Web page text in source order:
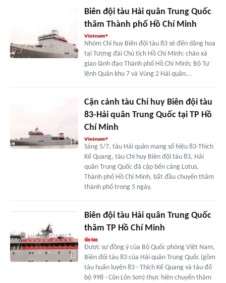
Biên đội tàu Hải quân Trung Quốc
thăm Thành phố Hồ Chí Minh
Nhóm Chỉ huy Biên đội tàu 83 sẽ đến dâng hoa
tại Tượng đài Chủ tịch Hồ Chí Minh; chào xã
giao lãnh đạo Thành phố Hồ Chí Minh; Bộ Tư
lệnh Quân khu 7 và Vùng 2 Hải quân...
Cận cảnh tàu Chỉ huy Biên đội tàu
83-Hải quân Trung Quốc tại TP Hồ
Chí Minh
Sáng 5/7, tàu Hải quân mang số hiệu 83-Thích
Kế Quang, tàu Chỉ huy Biên đội tàu 83, Hải
quân Trung Quốc đã cập bến cảng Lotus,
Thành phố Hồ Chí Minh, bắt đầu chuyến thăm
thành phố trong 5 ngày.
Biên đội tàu Hải quân Trung Quốc
thăm TP Hồ Chí Minh
Được sự đồng ý của Bộ Quốc phòng Việt Nam,
Biên đội tàu 83 của Hải quân Trung Quốc (gồm
tàu huấn luyện 83 - Thích Kế Quang và tàu đổ
bộ 998 - Côn Lôn Sơn) thực hiện chuyến thăm